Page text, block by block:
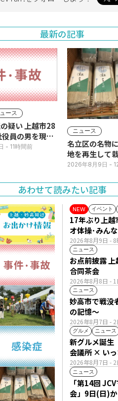
最新の記事
ース
疑い 上越市28
員の男を現行
- 11時間前
ニュース
名立区の名物
地を再生して
ば」発売
2026年8月9日 -
あわせて読みたい記事
NEW イベント
2026年8月9日 - 8
17年ぶり上越
オ体操･みん
(日)
ニュース
2026年8月8日 - 1
お点前披露
合同茶会
ニュース
2026年8月7日 - 2
妙高市で戦没
の記憶～
グルメ ニュース
2026年8月7日 - 2
新グルメ誕生
会議所 × いっ
ニュース
「第14回
会」9日(日)